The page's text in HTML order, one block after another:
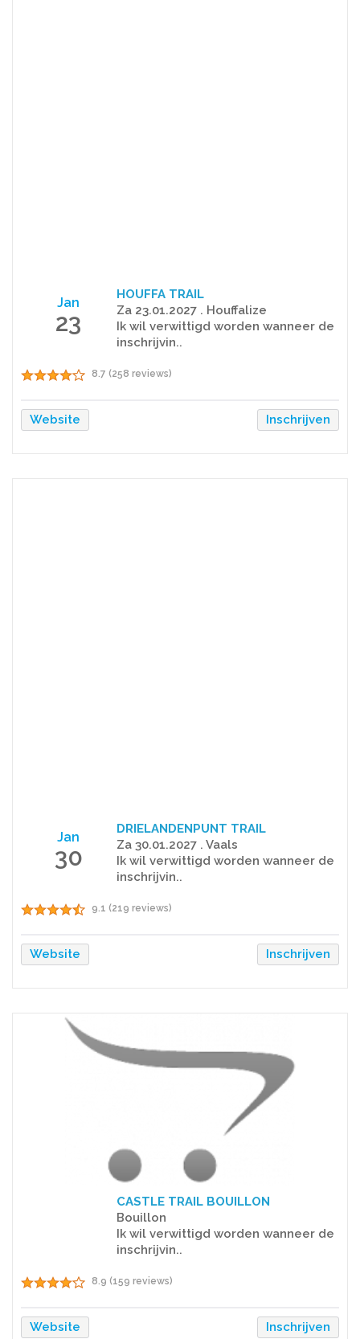
Jan
23
HOUFFA TRAIL
Za 23.01.2027 . Houffalize
Ik wil verwittigd worden wanneer de
inschrijvin..
8.7 (258 reviews)
Website Inschrijven
Jan
30
DRIELANDENPUNT TRAIL
Za 30.01.2027 . Vaals
Ik wil verwittigd worden wanneer de
inschrijvin..
9.1 (219 reviews)
Website Inschrijven
CASTLE TRAIL BOUILLON
Bouillon
Ik wil verwittigd worden wanneer de
inschrijvin..
8.9 (159 reviews)
Website Inschrijven